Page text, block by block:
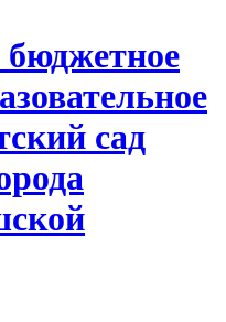
сад